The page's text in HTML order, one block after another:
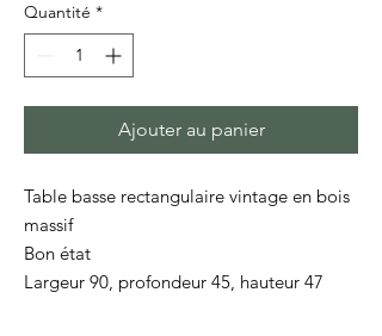
Quantité *
Ajouter au panier
Table basse rectangulaire vintage en bois
massif
Bon état
Largeur 90, profondeur 45, hauteur 47